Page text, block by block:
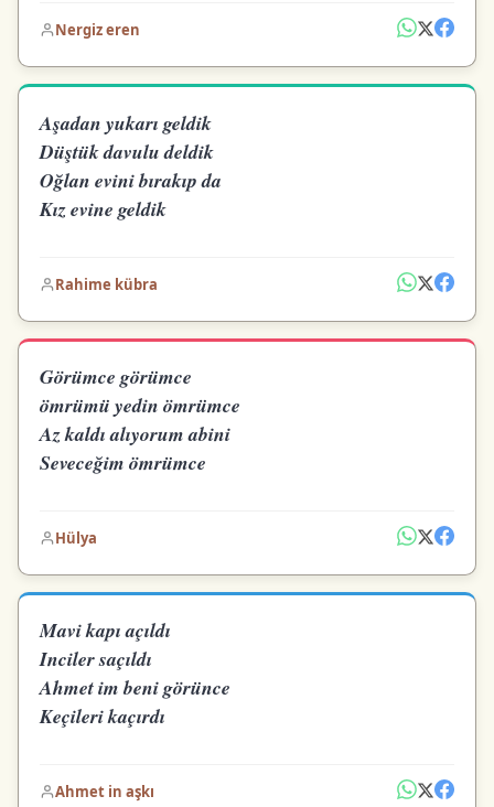
Nergiz eren
Aşadan yukarı geldik
Düştük davulu deldik
Oğlan evini bırakıp da
Kız evine geldik
Rahime kübra
Görümce görümce
ömrümü yedin ömrümce
Az kaldı alıyorum abini
Seveceğim ömrümce
Hülya
Mavi kapı açıldı
Inciler saçıldı
Ahmet im beni görünce
Keçileri kaçırdı
Ahmet in aşkı